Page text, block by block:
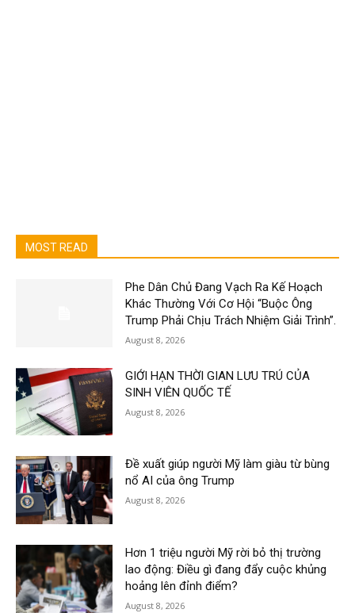
MOST READ
Phe Dân Chủ Đang Vạch Ra Kế Hoạch
Khác Thường Với Cơ Hội “Buộc Ông
Trump Phải Chịu Trách Nhiệm Giải Trình”.
August 8, 2026
GIỚI HẠN THỜI GIAN LƯU TRÚ CỦA
SINH VIÊN QUỐC TẾ
August 8, 2026
Đề xuất giúp người Mỹ làm giàu từ bùng
nổ AI của ông Trump
August 8, 2026
Hơn 1 triệu người Mỹ rời bỏ thị trường
lao động: Điều gì đang đẩy cuộc khủng
hoảng lên đỉnh điểm?
August 8, 2026